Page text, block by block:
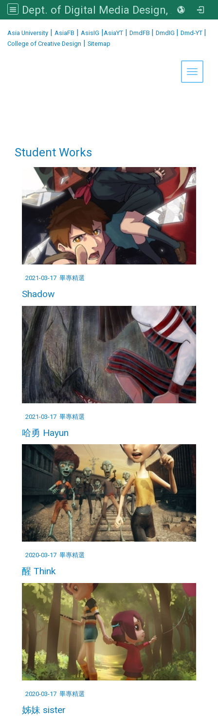
Dept. of Digital Media Design, Asia University
Asia University | AsiaFB | AsisIG |AsiaYT | DmdFB | DmdIG | Dmd-YT |
College of Creative Design | Sitemap
Toggle
Student Works
2021-03-17 畢專精選
Shadow
2021-03-17 畢專精選
哈勇 Hayun
2020-03-17 畢專精選
醒 Think
2020-03-17 畢專精選
姊妹 sister